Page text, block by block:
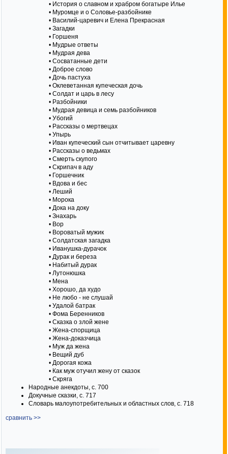
• История о славном и храбром богатыре Илье
• Муромце и о Соловье-разбойнике
• Василий-царевич и Елена Прекрасная
• Загадки
• Горшеня
• Мудрые ответы
• Мудрая дева
• Сосватанные дети
• Доброе слово
• Дочь пастуха
• Оклеветанная купеческая дочь
• Солдат и царь в лесу
• Разбойники
• Мудрая девица и семь разбойников
• Убогий
• Рассказы о мертвецах
• Упырь
• Иван купеческий сын отчитывает царевну
• Рассказы о ведьмах
• Смерть скупого
• Скрипач в аду
• Горшечник
• Вдова и бес
• Леший
• Морока
• Дока на доку
• Знахарь
• Вор
• Вороватый мужик
• Солдатская загадка
• Иванушка-дурачок
• Дурак и береза
• Набитый дурак
• Лутонюшка
• Мена
• Хорошо, да худо
• Не любо - не слушай
• Удалой батрак
• Фома Беренников
• Сказка о злой жене
• Жена-спорщица
• Жена-доказчица
• Муж да жена
• Вещий дуб
• Дорогая кожа
• Как муж отучил жену от сказок
• Скряга
Народные анекдоты, с. 700
Докучные сказки, с. 717
Словарь малоупотребительных и областных слов, с. 718
сравнить >>